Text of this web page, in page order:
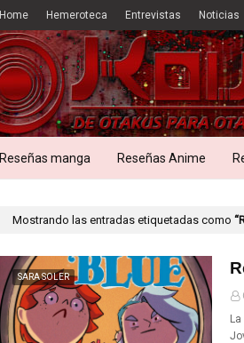
Home Hemeroteca Entrevistas Noticias
Reseñas manga Reseñas Anime
Mostrando las entradas etiquetadas como
SARA SOLER